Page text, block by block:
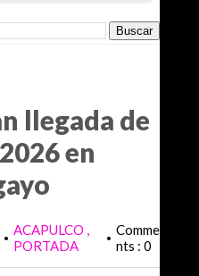
llegada de
en
• ACAPULCO
PORTADA
• Comme
nts : 0